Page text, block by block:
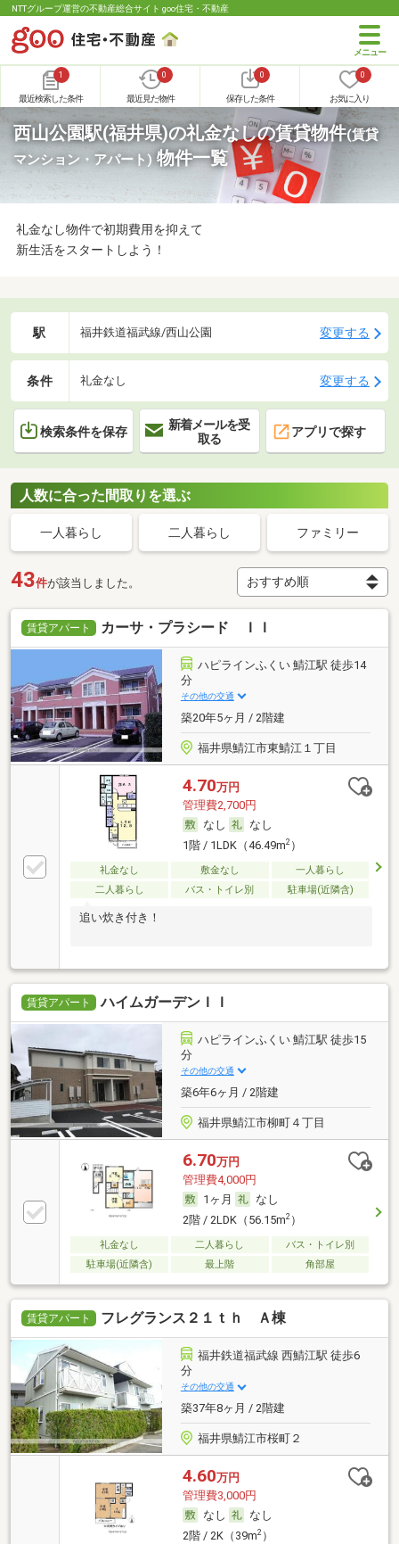
NTTグループ運営の不動産総合サイト goo住宅・不動産
1
最近検索した条件
0
最近見た物件
0
保存した条件
0
お気に入り
西山公園駅(福井県)の礼金なしの賃貸物件(賃貸
マンション・アパート) 物件一覧
礼金なし物件で初期費用を抑えて
新生活をスタートしよう！
駅 福井鉄道福武線/西山公園 変更する
条件 礼金なし 変更する
検索条件を保存
新着メールを受
取る
アプリで探す
人数に合った間取りを選ぶ
一人暮らし 二人暮らし ファミリー
43件が該当しました。
賃貸アパート カーサ・プラシード ＩＩ
ハピラインふくい 鯖江駅 徒歩14
分
その他の交通
築20年5ヶ月 / 2階建
福井県鯖江市東鯖江１丁目
4.70万円
管理費2,700円
なし
なし
1階 / 1LDK（46.49m2）
礼金なし 敷金なし
一人暮らし
二人暮らし
バス・トイレ別 駐車場(近隣含)
追い炊き付き！
賃貸アパート ハイムガーデンＩＩ
ハピラインふくい 鯖江駅 徒歩15
分
その他の交通
築6年6ヶ月 / 2階建
福井県鯖江市柳町４丁目
6.70万円
管理費4,000円
1ヶ月
なし
2階 / 2LDK（56.15m2）
礼金なし 二人暮らし
バス・トイレ別
駐車場(近隣含)
最上階 角部屋
賃貸アパート フレグランス２１ｔｈ Ａ棟
福井鉄道福武線 西鯖江駅 徒歩6
分
その他の交通
築37年8ヶ月 / 2階建
福井県鯖江市桜町２
4.60万円
管理費3,000円
なし
なし
2階 / 2K（39m2）